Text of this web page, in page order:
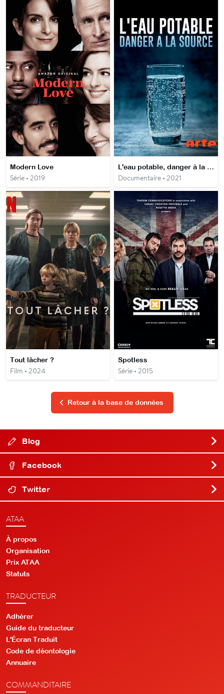
Modern Love
Série • 2019
L'eau potable, danger à la source
Documentaire • 2021
Tout lâcher ?
Film • 2024
Spotless
Série • 2015
Retour à la base de données
Blog
Facebook
Twitter
ATAA
À propos
Organisation
Prix ATAA
Statuts
TRADUCTEUR
Adhérer
Guide du traducteur
L'Écran Traduit
Code de déontologie
Annuaire
COMMANDITAIRE